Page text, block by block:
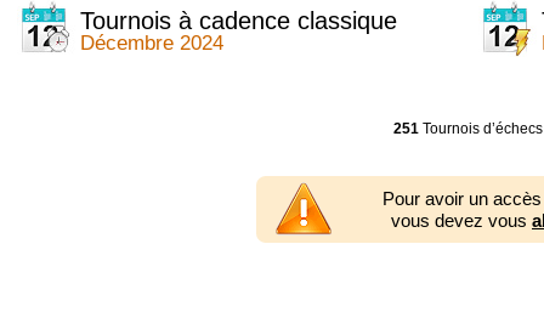
2013
2353 tournois
2012
2556 tournois
2011
2671 tournois
Tournois à cadence classique
Décembre 2024
251 Tournois d’échecs
Pour avoir un
vous devez vous